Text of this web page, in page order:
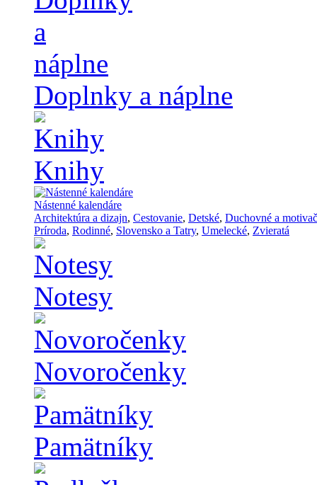
Doplnky a náplne
Knihy
Nástenné kalendáre
Architektúra a dizajn, Cestovanie, Detské, Duchovné a
Príroda, Rodinné, Slovensko a Tatry, Umelecké, Zvieratá
Notesy
Novoročenky
Pamätníky